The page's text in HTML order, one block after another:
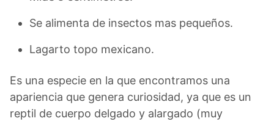
Se alimenta de insectos mas pequeños.
Lagarto topo mexicano.
Es una especie en la que encontramos una
apariencia que genera curiosidad, ya que es un
reptil de cuerpo delgado y alargado (muy